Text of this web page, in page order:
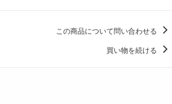
この商品について問い合わせる
買い物を続ける